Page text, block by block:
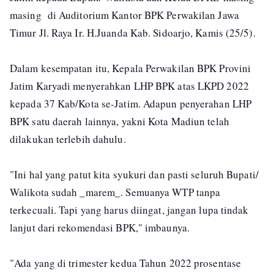
masing di Auditorium Kantor BPK Perwakilan Jawa
Timur Jl. Raya Ir. H.Juanda Kab. Sidoarjo, Kamis (25/5).
Dalam kesempatan itu, Kepala Perwakilan BPK Provini
Jatim Karyadi menyerahkan LHP BPK atas LKPD 2022
kepada 37 Kab/Kota se-Jatim. Adapun penyerahan LHP
BPK satu daerah lainnya, yakni Kota Madiun telah
dilakukan terlebih dahulu.
"Ini hal yang patut kita syukuri dan pasti seluruh Bupati/
Walikota sudah _marem_. Semuanya WTP tanpa
terkecuali. Tapi yang harus diingat, jangan lupa tindak
lanjut dari rekomendasi BPK," imbaunya.
"Ada yang di trimester kedua Tahun 2022 prosentase